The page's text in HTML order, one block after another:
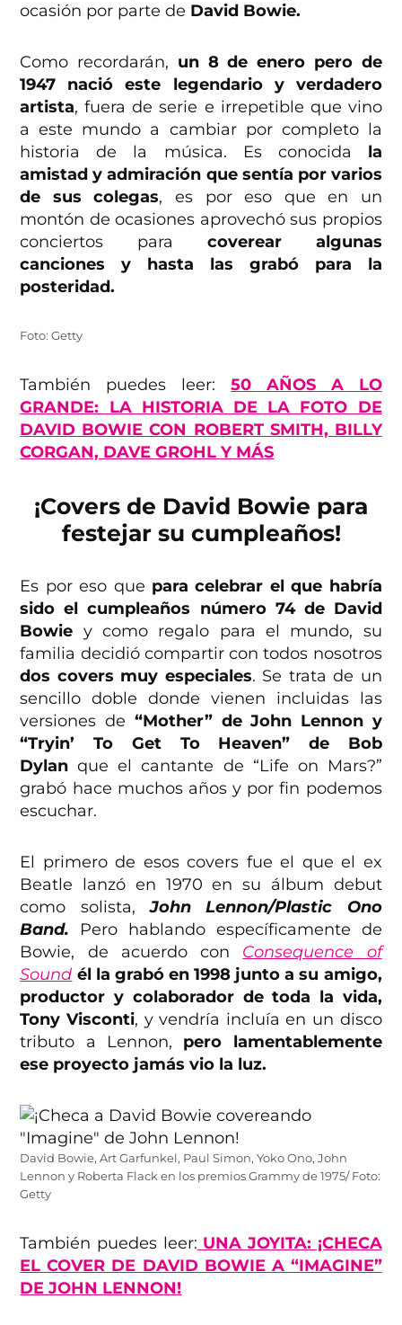
ocasión por parte de David Bowie.
Como recordarán, un 8 de enero pero de
1947 nació este legendario y verdadero
artista, fuera de serie e irrepetible que vino
a este mundo a cambiar por completo la
historia de la música. Es conocida la
amistad y admiración que sentía por varios
de sus colegas, es por eso que en un
montón de ocasiones aprovechó sus propios
conciertos para coverear algunas
canciones y hasta las grabó para la
posteridad.
Foto: Getty
También puedes leer: 50 AÑOS A LO
GRANDE: LA HISTORIA DE LA FOTO DE
DAVID BOWIE CON ROBERT SMITH, BILLY
CORGAN, DAVE GROHL Y MÁS
¡Covers de David Bowie para
festejar su cumpleaños!
Es por eso que para celebrar el que habría
sido el cumpleaños número 74 de David
Bowie y como regalo para el mundo, su
familia decidió compartir con todos nosotros
dos covers muy especiales. Se trata de un
sencillo doble donde vienen incluidas las
versiones de “Mother” de John Lennon y
“Tryin’ To Get To Heaven” de Bob
Dylan que el cantante de “Life on Mars?”
grabó hace muchos años y por fin podemos
escuchar.
El primero de esos covers fue el que el ex
Beatle lanzó en 1970 en su álbum debut
como solista,John Lennon/Plastic Ono
Band. Pero hablando específicamente de
Bowie, de acuerdo con Consequence of
Sound él la grabó en 1998 junto a su amigo,
productor y colaborador de toda la vida,
Tony Visconti, y vendría incluía en un disco
tributo a Lennon, pero lamentablemente
ese proyecto jamás vio la luz.
David Bowie, Art Garfunkel, Paul Simon, Yoko Ono, John
Lennon y Roberta Flack en los premios Grammy de 1975/ Foto:
Getty
También puedes leer: UNA JOYITA: ¡CHECA
EL COVER DE DAVID BOWIE A “IMAGINE”
DE JOHN LENNON!